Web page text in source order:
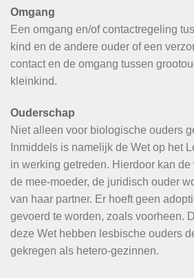
Omgang
Een omgang en/of contactregeling
kind en de andere ouder of een
contact en de omgang tussen
kleinkind.
Ouderschap
Niet alleen voor biologische ouders
Inmiddels is namelijk de Wet op het
in werking getreden. Hierdoor kan
de mee-moeder, de juridisch ouder
van haar partner. Er hoeft geen
gevoerd te worden, zoals voorheen.
deze Wet hebben lesbische ouders
gekregen als hetero-gezinnen.